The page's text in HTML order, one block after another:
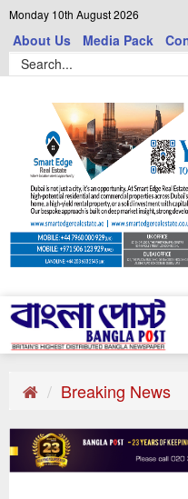
Monday 10th August 2026
About Us Media Pack
Breaking News